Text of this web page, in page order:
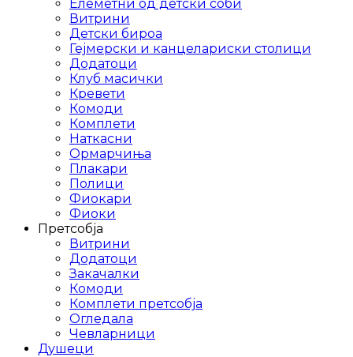
Елеметни од детски соби
Витрини
Детски бироа
Гејмерски и канцелариски столици
Додатоци
Клуб масички
Кревети
Комоди
Комплети
Наткасни
Ормарчиња
Плакари
Полици
Фиокари
Фиоки
Претсобја
Витрини
Додатоци
Закачалки
Комоди
Комплети претсобја
Огледала
Чевларници
Душеци